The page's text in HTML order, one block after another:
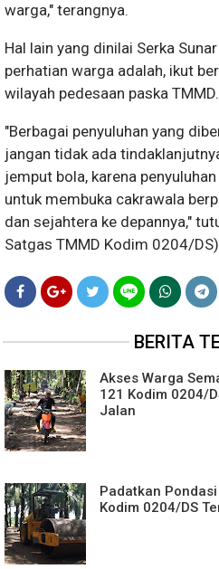
warga," terangnya.
Hal lain yang dinilai Serka
perhatian warga adalah, ikut
wilayah pedesaan paska TMMD.
"Berbagai penyuluhan yang
jangan tidak ada
jemput bola, karena
untuk membuka cakrawala
dan sejahtera ke depannya,"
Satgas TMMD Kodim 0204/DS)
BERITA
Akses Warga
121 Kodim 0204/
Jalan
Padatkan
Kodim 0204/DS